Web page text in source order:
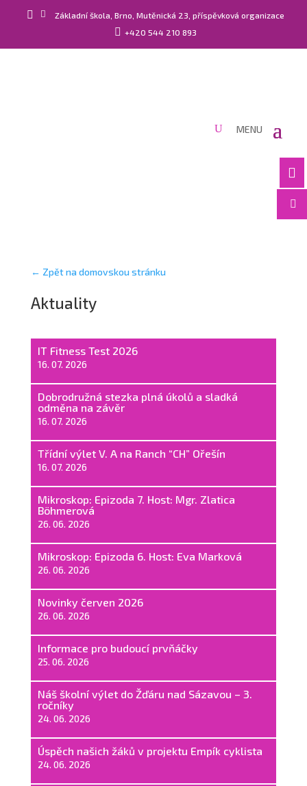
  Základní škola, Brno, Mutěnická 23, příspěvková organizace
 +420 544 210 893


← Zpět na domovskou stránku
Aktuality
IT Fitness Test 2026
16. 07. 2026
Dobrodružná stezka plná úkolů a sladká
odměna na závěr
16. 07. 2026
Třídní výlet V. A na Ranch “CH” Ořešín
16. 07. 2026
Mikroskop: Epizoda 7. Host: Mgr. Zlatica
Böhmerová
26. 06. 2026
Mikroskop: Epizoda 6. Host: Eva Marková
26. 06. 2026
Novinky červen 2026
26. 06. 2026
Informace pro budoucí prvňáčky
25. 06. 2026
Náš školní výlet do Žďáru nad Sázavou – 3.
ročníky
24. 06. 2026
Úspěch našich žáků v projektu Empík cyklista
24. 06. 2026